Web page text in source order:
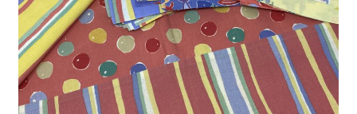
Widerrufsbelehrung
Zahlungsarten